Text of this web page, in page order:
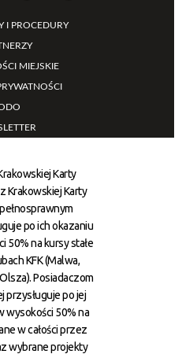
I PROCEDURY
MIEJSKIE
Karty
Krakowskiej Karty
po ich okazaniu
50% na kursy stałe
KFK (Malwa,
Posiadaczom
przysługuje po jej
wysokości 50% na
w całości przez
wybrane projekty